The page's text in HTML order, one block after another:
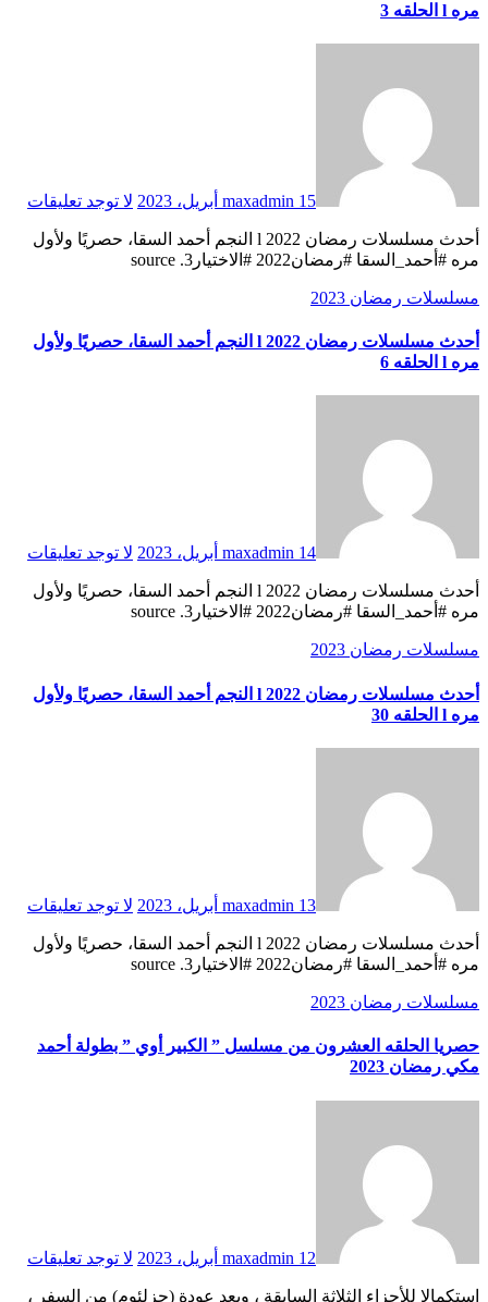
مره l الحلقه 3
maxadmin 15 أبريل، 2023 لا توجد تعليقات
مره #أحمد_السقا #رمضان2022 #الاختيار3. source
مسلسلات رمضان 2023
أحدث مسلسلات رمضان 2022 l النجم أحمد السقا، حصريًا ولأول
مره l الحلقه 6
maxadmin 14 أبريل، 2023 لا توجد تعليقات
مره #أحمد_السقا #رمضان2022 #الاختيار3. source
مسلسلات رمضان 2023
أحدث مسلسلات رمضان 2022 l النجم أحمد السقا، حصريًا ولأول
مره l الحلقه 30
maxadmin 13 أبريل، 2023 لا توجد تعليقات
مره #أحمد_السقا #رمضان2022 #الاختيار3. source
مسلسلات رمضان 2023
حصريا الحلقه العشرون من مسلسل ” الكبير أوي ” بطولة أحمد
مكي رمضان 2023
maxadmin 12 أبريل، 2023 لا توجد تعليقات